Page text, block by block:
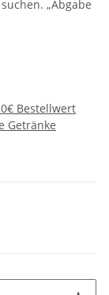
„Abgabe
Bestellwert
Getränke